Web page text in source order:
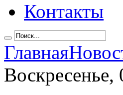
Контакты
Главная
Воскресенье,